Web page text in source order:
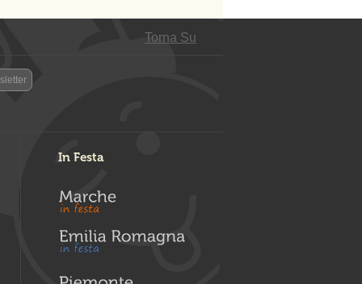
Torna Su
In Festa